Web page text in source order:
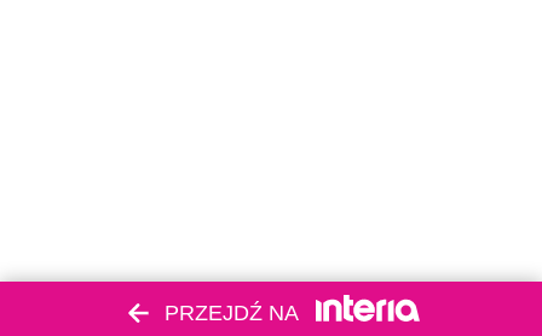
PRZEJDŹ NA